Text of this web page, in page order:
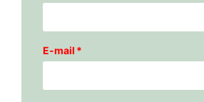
E-mail *